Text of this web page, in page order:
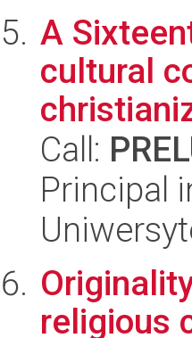
A
cultural
Call:
Principal
religious